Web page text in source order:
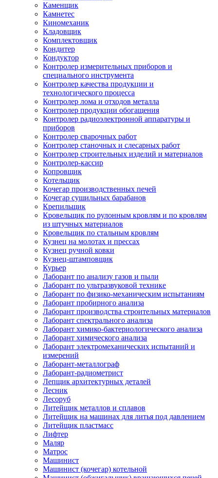
Каменщик
Камнетес
Киномеханик
Кладовщик
Комплектовщик
Кондитер
Кондуктор
Контролер измерительных приборов и
специального инструмента
Контролер качества продукции и
технологического процесса
Контролер лома и отходов металла
Контролер продукции обогащения
Контролер радиоэлектронной аппаратуры и
приборов
Контролер сварочных работ
Контролер станочных и слесарных работ
Контролер строительных изделий и материалов
Контролер-кассир
Копровщик
Котельщик
Кочегар производственных печей
Кочегар сушильных барабанов
Крепильщик
Кровельщик по рулонным кровлям и по кровлям
из штучных материалов
Кровельщик по стальным кровлям
Кузнец на молотах и прессах
Кузнец ручной ковки
Кузнец-штамповщик
Курьер
Лаборант по анализу газов и пыли
Лаборант по ультразвуковой технике
Лаборант по физико-механическим испытаниям
Лаборант пробирного анализа
Лаборант производства строительных материалов
Лаборант спектрального анализа
Лаборант химико-бактериологического анализа
Лаборант химического анализа
Лаборант электромеханических испытаний и
измерений
Лаборант-металлограф
Лаборант-радиометрист
Лепщик архитектурных деталей
Лесник
Лесоруб
Литейщик металлов и сплавов
Литейщик на машинах для литья под давлением
Литейщик пластмасс
Лифтер
Маляр
Матрос
Машинист
Машинист (кочегар) котельной